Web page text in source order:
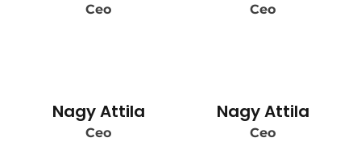
Ceo Ceo
Nagy Attila
Ceo
Nagy Attila
Ceo